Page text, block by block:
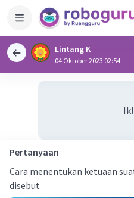
Lintang K
04 Oktober 2023 02:54
Pertanyaan
Cara menentukan ketuaan
disebut